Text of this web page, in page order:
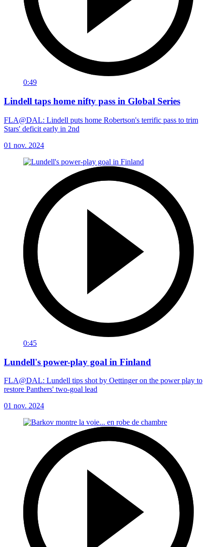
0:49
Lindell taps home nifty pass in Global Series
FLA@DAL: Lindell puts home Robertson's terrific pass to trim
Stars' deficit early in 2nd
01 nov. 2024
0:45
Lundell's power-play goal in Finland
FLA@DAL: Lundell tips shot by Oettinger on the power play to
restore Panthers' two-goal lead
01 nov. 2024